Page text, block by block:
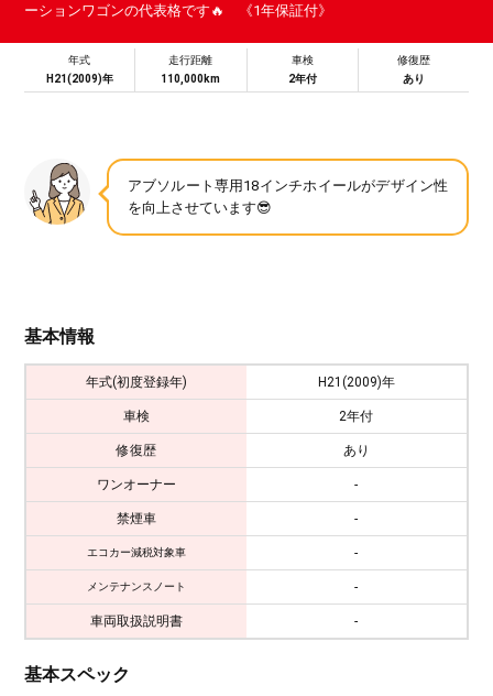
ーションワゴンの代表格です🔥 《1年保証付》
年式
H21(2009)年
走行距離
110,000km
車検
2年付
修復歴
あり
アブソルート専用18インチホイールがデザイン性
を向上させています😎
基本情報
年式(初度登録年) H21(2009)年
車検 2年付
修復歴 あり
ワンオーナー -
禁煙車 -
エコカー減税対象車 -
メンテナンスノート -
車両取扱説明書 -
基本スペック